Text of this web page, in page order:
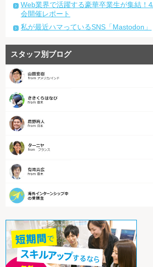
Web業界で活躍する豪華卒業生が集結！
会開催レポート
私が最近ハマっているSNS「Mastodon」
スタッフ別ブログ